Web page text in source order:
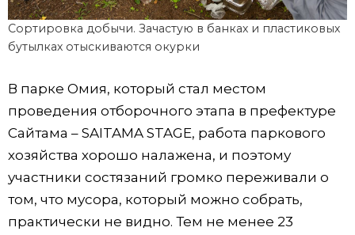
Сортировка добычи. Зачастую в банках и пластиковых
бутылках отыскиваются окурки
В парке Омия, который стал местом
проведения отборочного этапа в префектуре
Сайтама – SAITAMA STAGE, работа паркового
хозяйства хорошо налажена, и поэтому
участники состязаний громко переживали о
том, что мусора, который можно собрать,
практически не видно. Тем не менее 23